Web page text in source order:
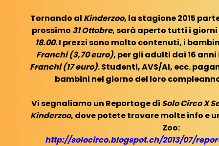
Tornando al Kinderzoo, la stagione 2015
prossimo 31 Ottobre, sarà aperto tutti i
18.00. I prezzi sono molto contenuti, i
Franchi (3,70 euro), per gli adulti dai 16
Franchi (17 euro). Studenti, AVS/AI, ecc.
bambini nel giorno del loro
Vi segnaliamo un Reportage di Solo Circo X
Kinderzoo, dove potete trovare molte info e
Zoo:
http://solocirco.blogspot.ch/2013/07/